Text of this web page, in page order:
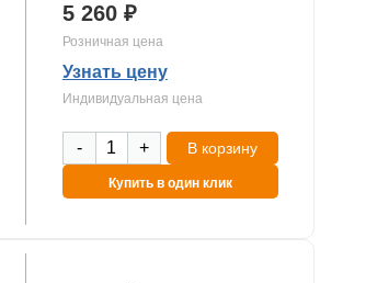
5 260 ₽
Розничная цена
Узнать цену
Индивидуальная цена
- + В корзину
Купить в один клик